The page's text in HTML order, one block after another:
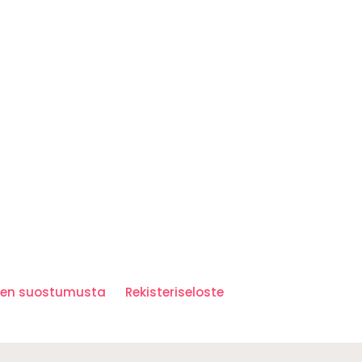
suostumusta Rekisteriseloste